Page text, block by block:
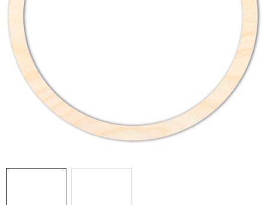
Datenschutzerklärung